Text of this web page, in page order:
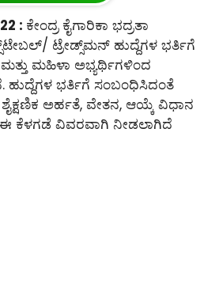
: ಕೇಂದ್ರ ಕೈಗಾರಿಕಾ ಭದ್ರತಾ
ಟ್ರೇಡ್ಸ್‌ಮನ್ ಹುದ್ದೆಗಳ ಭರ್ತಿಗೆ
ಮಹಿಳಾ ಅಭ್ಯರ್ಥಿಗಳಿಂದ
ಹುದ್ದೆಗಳ ಭರ್ತಿಗೆ ಸಂಬಂಧಿಸಿದಂತೆ
ಶೈಕ್ಷಣಿಕ ಅರ್ಹತೆ, ವೇತನ, ಆಯ್ಕೆ ವಿಧಾನ
ಕೆಳಗಡೆ ವಿವರವಾಗಿ ನೀಡಲಾಗಿದೆ